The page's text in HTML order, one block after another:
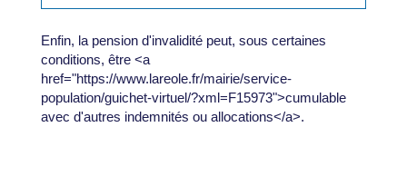
Enfin, la pension d'invalidité peut, sous certaines
conditions, être <a
href="https://www.lareole.fr/mairie/service-
population/guichet-virtuel/?xml=F15973">cumulable
avec d'autres indemnités ou allocations</a>.